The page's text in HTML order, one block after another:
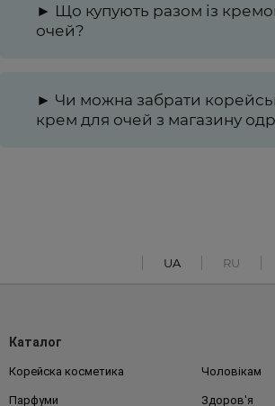
► Що купують разом із
очей?
► Чи можна забрати
крем для очей з магазину
UA RU
Каталог
Корейска косметика Чоловікам
Парфуми Здоров'я